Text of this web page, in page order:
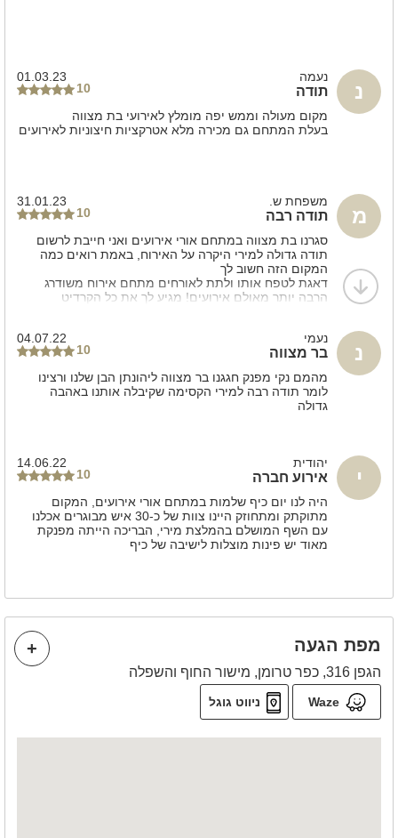
נ
נעמה
תודה
01.03.23
10
מקום מעולה וממש יפה מומלץ לאירועי בת מצווה
בעלת המתחם גם מכירה מלא אטרקציות חיצוניות לאירועים
מ
משפחת ש.
תודה רבה
31.01.23
10
סגרנו בת מצווה במתחם אורי אירועים ואני חייבת לרשום
תודה גדולה למירי היקרה על האירוח, באמת רואים כמה
המקום הזה חשוב לך
דאגת לטפח אותו ולתת לאורחים מתחם אירוח משודרג
הרבה יותר מאולם אירועים! מגיע לך את כל הקרדיט
נ
נעמי
בר מצווה
04.07.22
10
מהמם נקי מפנק חגגנו בר מצווה ליהונתן הבן שלנו ורצינו
לומר תודה רבה למירי הקסימה שקיבלה אותנו באהבה
גדולה
י
יהודית
אירוע חברה
14.06.22
10
היה לנו יום כיף שלמות במתחם אורי אירועים, המקום
מתוקתק ומתחוזק היינו צוות של כ-30 איש מבוגרים אכלנו
עם השף המושלם בהמלצת מירי, הבריכה הייתה מפנקת
מאוד יש פינות מוצלות לישיבה של כיף
מפת הגעה
הגפן 316, כפר טרומן, מישור החוף והשפלה
Waze ניווט גוגל